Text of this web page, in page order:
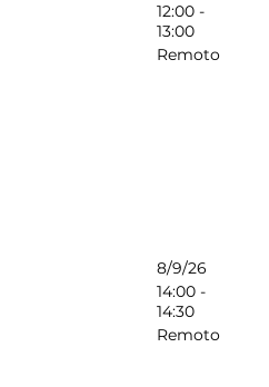
12:00 -
13:00
Remoto
8/9/26
14:00 -
14:30
Remoto